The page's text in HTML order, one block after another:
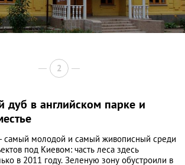
2
дуб в английском парке и
самый молодой и самый живописный среди
под Киевом: часть леса здесь
в 2011 году. Зеленую зону обустроили в